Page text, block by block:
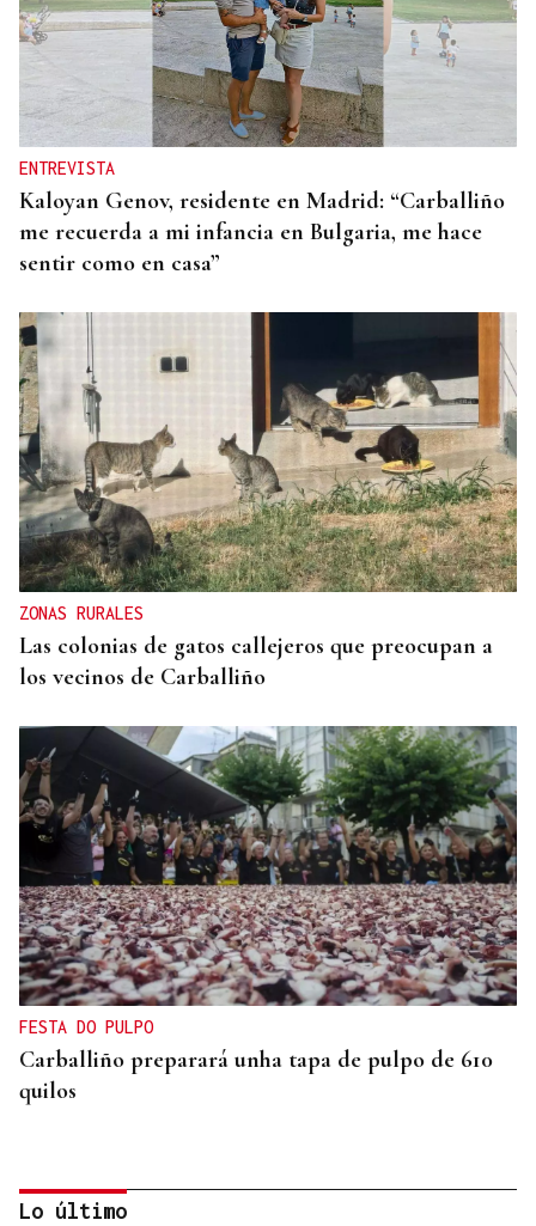
ENTREVISTA
Kaloyan Genov, residente en Madrid: “Carballiño
me recuerda a mi infancia en Bulgaria, me hace
sentir como en casa”
ZONAS RURALES
Las colonias de gatos callejeros que preocupan a
los vecinos de Carballiño
FESTA DO PULPO
Carballiño preparará unha tapa de pulpo de 610
quilos
Lo último